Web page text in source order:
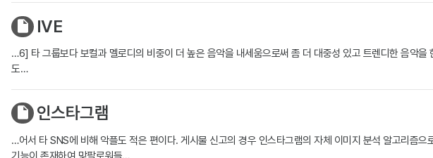
IVE
…6] 타 그룹보다 보컬과 멜로디의 비중이 더 높은 음악을 내세움으로써 좀 더 대중성 있고 트렌디한 음악
도…
인스타그램
…어서 타 SNS에 비해 악플도 적은 편이다. 게시물 신고의 경우 인스타그램의 자체 이미지 분석 알고리즘